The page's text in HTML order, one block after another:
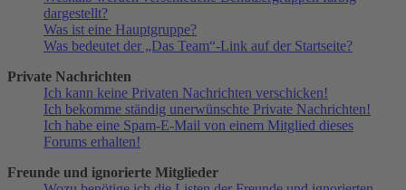
dargestellt?
Was ist eine Hauptgruppe?
Was bedeutet der „Das Team“-Link auf der Startseite?
Private Nachrichten
Ich kann keine Privaten Nachrichten verschicken!
Ich bekomme ständig unerwünschte Private Nachrichten!
Ich habe eine Spam-E-Mail von einem Mitglied dieses
Forums erhalten!
Freunde und ignorierte Mitglieder